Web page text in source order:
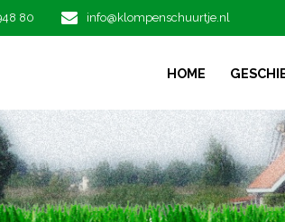
80 info@klompenschuurtje.nl
HOME
wol